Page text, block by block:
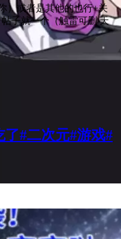
）或者是其他的也行+关
子就一个（触雷可删 天
#二次元#游戏#